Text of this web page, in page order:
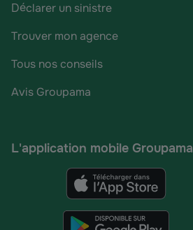
Déclarer un sinistre
Trouver mon agence
Tous nos conseils
Avis Groupama
L'application mobile Groupama